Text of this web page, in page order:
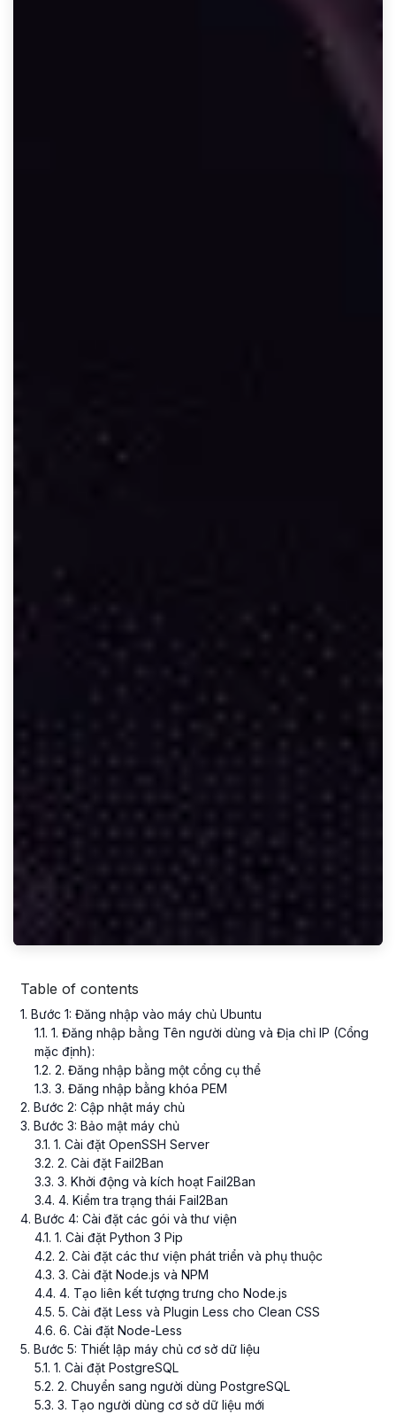
Table of contents
1. Bước 1: Đăng nhập vào máy chủ Ubuntu
1.1. 1. Đăng nhập bằng Tên người dùng và Địa chỉ IP (Cổng
mặc định):
1.2. 2. Đăng nhập bằng một cổng cụ thể
1.3. 3. Đăng nhập bằng khóa PEM
2. Bước 2: Cập nhật máy chủ
3. Bước 3: Bảo mật máy chủ
3.1. 1. Cài đặt OpenSSH Server
3.2. 2. Cài đặt Fail2Ban
3.3. 3. Khởi động và kích hoạt Fail2Ban
3.4. 4. Kiểm tra trạng thái Fail2Ban
4. Bước 4: Cài đặt các gói và thư viện
4.1. 1. Cài đặt Python 3 Pip
4.2. 2. Cài đặt các thư viện phát triển và phụ thuộc
4.3. 3. Cài đặt Node.js và NPM
4.4. 4. Tạo liên kết tượng trưng cho Node.js
4.5. 5. Cài đặt Less và Plugin Less cho Clean CSS
4.6. 6. Cài đặt Node-Less
5. Bước 5: Thiết lập máy chủ cơ sở dữ liệu
5.1. 1. Cài đặt PostgreSQL
5.2. 2. Chuyển sang người dùng PostgreSQL
5.3. 3. Tạo người dùng cơ sở dữ liệu mới